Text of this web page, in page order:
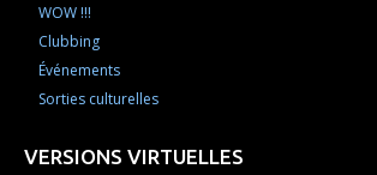
WOW !!!
Clubbing
Événements
Sorties culturelles
VERSIONS VIRTUELLES